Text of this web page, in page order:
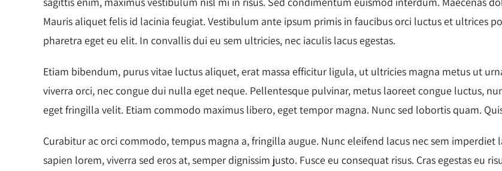
Mauris aliquet felis id lacinia feugiat. Vestibulum ante ipsum primis in faucibus orci luctus et ultrices
pharetra eget eu elit. In convallis dui eu sem ultricies, nec iaculis lacus egestas.
Etiam bibendum, purus vitae luctus aliquet, erat massa efficitur ligula, ut ultricies magna metus ut
viverra orci, nec congue dui nulla eget neque. Pellentesque pulvinar, metus laoreet congue luctus,
eget fringilla velit. Etiam commodo maximus libero, eget tempor magna. Nunc sed lobortis quam.
Curabitur ac orci commodo, tempus magna a, fringilla augue. Nunc eleifend lacus nec sem imperdiet
sapien lorem, viverra sed eros at, semper dignissim justo. Fusce eu consequat risus. Cras egestas eu